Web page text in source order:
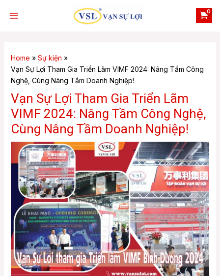
Home
Sự kiện
Vạn Sự Lợi Tham Gia Triển Lãm VIMF 2024: Nâng Tầm Công
Nghệ, Cùng Nâng Tầm Doanh Nghiệp!
Vạn Sự Lợi Tham Gia Triển Lãm
VIMF 2024: Nâng Tầm Công Nghệ,
Cùng Nâng Tầm Doanh Nghiệp!